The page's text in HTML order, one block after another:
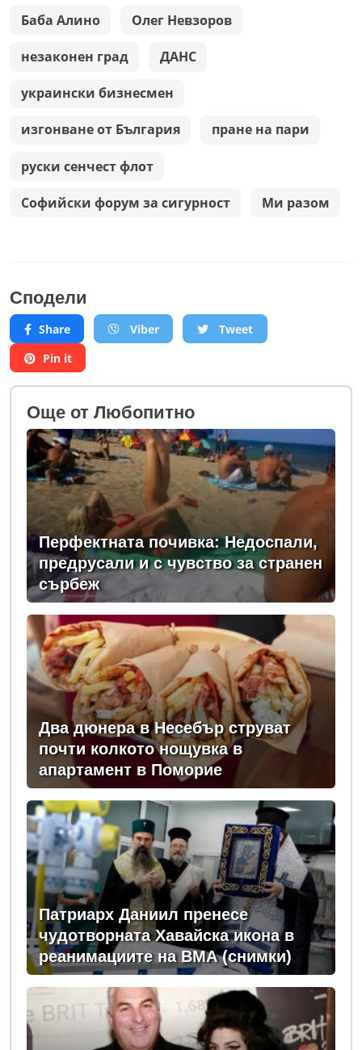
Баба Алино Олег Невзоров
незаконен град ДАНС
украински бизнесмен
изгонване от България пране на пари
руски сенчест флот
Софийски форум за сигурност Ми разом
Сподели
Share Viber
Tweet
Pin it
Oще от Любопитно
Перфектната почивка: Недоспали,
предрусали и с чувство за странен
сърбеж
Два дюнера в Несебър струват
почти колкото нощувка в
апартамент в Поморие
Патриарх Даниил пренесе
чудотворната Хавайска икона в
реанимациите на ВМА (снимки)